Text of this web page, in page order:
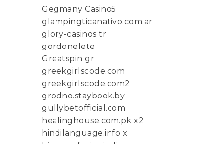
Gegmany Casino5
glampingticanativo.com.ar
glory-casinos tr
gordonelete
Greatspin gr
greekgirlscode.com
greekgirlscode.com2
grodno.staybook.by
gullybetofficial.com
healinghouse.com.pk x2
hindilanguage.info x